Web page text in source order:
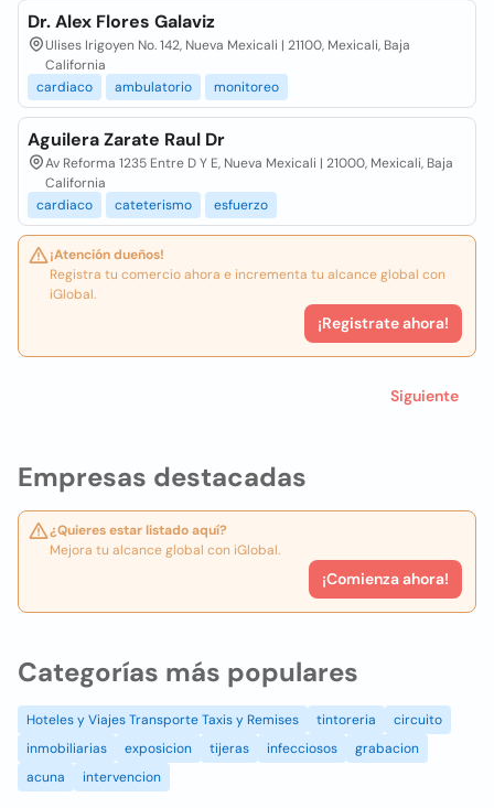
Empresas destacadas
¿Quieres estar listado aquí?
Mejora tu alcance global con iGlobal.
¡Comienza ahora!
Dr. Alex Flores Galaviz
Ulises Irigoyen No. 142, Nueva Mexicali | 21100, Mexicali, Baja
California
cardiaco
ambulatorio monitoreo
Aguilera Zarate Raul Dr
Av Reforma 1235 Entre D Y E, Nueva Mexicali | 21000, Mexicali, Baja
California
cardiaco
cateterismo esfuerzo
¡Atención dueños!
Registra tu comercio ahora e incrementa tu alcance global con
iGlobal.
¡Registrate ahora!
Siguiente
Categorías más populares
Hoteles y Viajes Transporte Taxis y Remises tintoreria
circuito
inmobiliarias
exposicion tijeras infecciosos
grabacion
acuna
intervencion